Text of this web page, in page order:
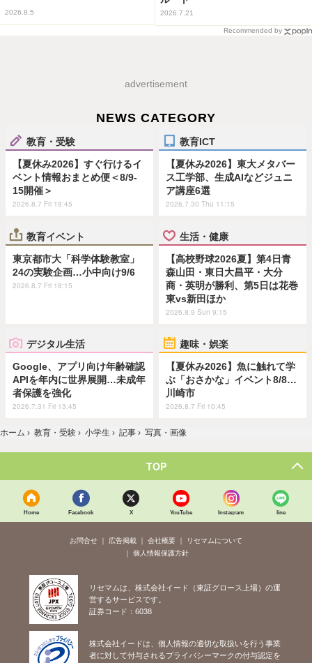
2026.8.5 2026.7.21
Recommended by
advertisement
NEWS CATEGORY
教育・受験
【夏休み2026】すぐ行けるイ
ベント情報おまとめ便＜8/9-
15開催＞
2026.8.7 Fri 19:45
教育ICT
【夏休み2026】東大メタバー
ス工学部、生成AIなどジュニ
ア講座6選
2026.7.30 Thu 11:15
教育イベント
東京都市大「科学体験教室」
24の実験企画…小中向け9/6
2026.8.7 Fri 18:15
生活・健康
【高校野球2026夏】第4日青
森山田・東日大昌平・大分
商・英明が勝利、第5日は花巻
東vs新田ほか
2026.8.9 Sun 9:15
デジタル生活
Google、アプリ向け年齢確認
APIを年内に世界展開…未成年
者保護を強化
2026.7.31 Fri 13:45
趣味・娯楽
【夏休み2026】魚に触れて学
ぶ「おさかな」イベント8/8…
川崎市
2026.8.7 Fri 10:45
ホーム › 教育・受験 › 小学生 › 記事 › 写真・画像
TOP
Home Facebook X YouTube Instagram line
お問合せ 広告掲載 会社概要
リセマムについて
個人情報保護方針
リセマムは、株式会社イード（東証グロース上場）の運
営するサービスです。
証券コード：6038
株式会社イードは、個人情報の適切な取扱いを行う事業
者に対して付与されるプライバシーマークの付与認定を